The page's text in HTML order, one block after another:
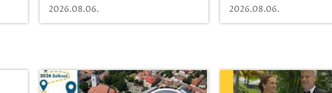
2026.08.06. 2026.08.06.